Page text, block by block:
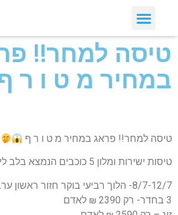
טיסה למחר!!
במחיר מ ט ו ר
טיסה למחר!! פראג במחיר מ ט ו ר ף
טיסות ישירות ומלון 5 כוכבים הנמצא בלב ליבה של פראג
8/7-12/7- הלוך רביעי בוקר חזור ראשון ערב -4 לילות!
3 בחדר- רק 2390 ₪ לאדם